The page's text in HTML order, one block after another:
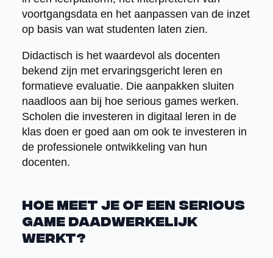
voortgangsdata en het aanpassen van de inzet
op basis van wat studenten laten zien.
Didactisch is het waardevol als docenten
bekend zijn met ervaringsgericht leren en
formatieve evaluatie. Die aanpakken sluiten
naadloos aan bij hoe serious games werken.
Scholen die investeren in digitaal leren in de
klas doen er goed aan om ook te investeren in
de professionele ontwikkeling van hun
docenten.
Hoe meet je of een serious
game daadwerkelijk
werkt?